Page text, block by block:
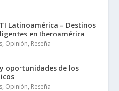
Latinoamérica – Destinos
en Iberoamérica
, Opinión, Reseña
oportunidades de los
, Opinión, Reseña